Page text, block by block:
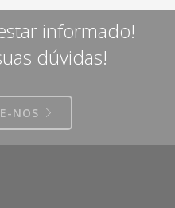
informado!
dúvidas!
NOS